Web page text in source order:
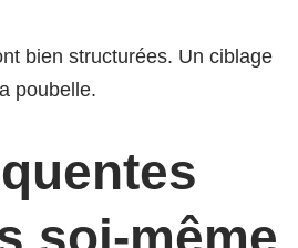
bien structurées. Un ciblage
poubelle.